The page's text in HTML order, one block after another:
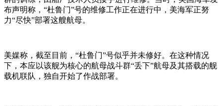
布声明称，“杜鲁门”号的维修工作正在进行中，美海军正努
力“尽快”部署这艘航母。
美媒称，截至目前，“杜鲁门”号似乎并未修好。在这种情况
下，本应以该舰为核心的航母战斗群“丢下”航母及其搭载的舰
载机联队，独自开始了作战部署。